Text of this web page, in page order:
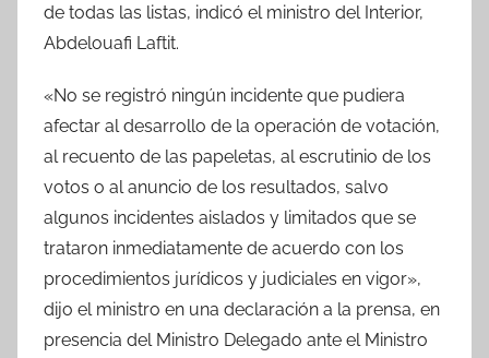
de todas las listas, indicó el ministro del Interior,
Abdelouafi Laftit.
«No se registró ningún incidente que pudiera
afectar al desarrollo de la operación de votación,
al recuento de las papeletas, al escrutinio de los
votos o al anuncio de los resultados, salvo
algunos incidentes aislados y limitados que se
trataron inmediatamente de acuerdo con los
procedimientos jurídicos y judiciales en vigor»,
dijo el ministro en una declaración a la prensa, en
presencia del Ministro Delegado ante el Ministro